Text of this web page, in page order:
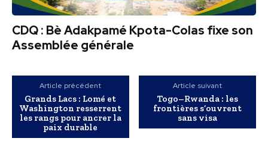
CDQ : Bè Adakpamé Kpota-Colas fixe son
Assemblée générale
Article précédent
Grands Lacs : Lomé et
Washington resserrent
les rangs pour ancrer la
paix durable
Article suivant
Togo–Rwanda : les
frontières s’ouvrent
sans visa